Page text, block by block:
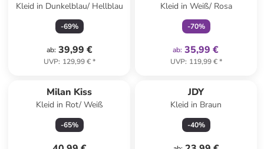
Kleid in Dunkelblau/ Hellblau
-69%
ab: 39,99 €
UVP: 129,99 €*
Kleid in Weiß/ Rosa
-70%
ab: 35,99 €
UVP: 119,99 €*
Milan Kiss
Kleid in Rot/ Weiß
-65%
JDY
Kleid in Braun
-40%